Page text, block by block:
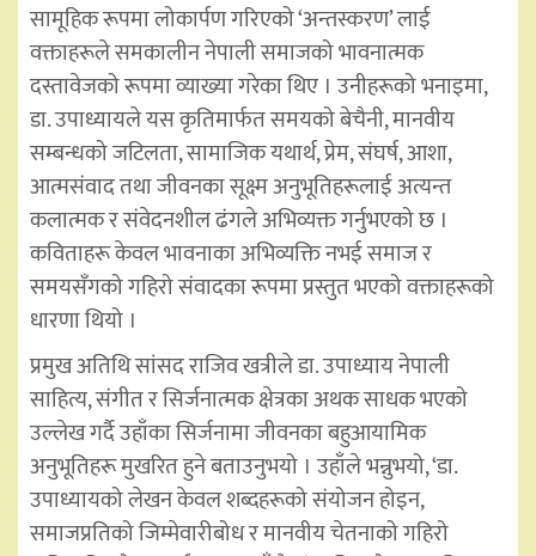
सामूहिक रूपमा लोकार्पण गरिएको ‘अन्तस्करण’ लाई
वक्ताहरूले समकालीन नेपाली समाजको भावनात्मक
दस्तावेजको रूपमा व्याख्या गरेका थिए । उनीहरूको भनाइमा,
डा. उपाध्यायले यस कृतिमार्फत समयको बेचैनी, मानवीय
सम्बन्धको जटिलता, सामाजिक यथार्थ, प्रेम, संघर्ष, आशा,
आत्मसंवाद तथा जीवनका सूक्ष्म अनुभूतिहरूलाई अत्यन्त
कलात्मक र संवेदनशील ढंगले अभिव्यक्त गर्नुभएको छ ।
कविताहरू केवल भावनाका अभिव्यक्ति नभई समाज र
समयसँगको गहिरो संवादका रूपमा प्रस्तुत भएको वक्ताहरूको
धारणा थियो ।
प्रमुख अतिथि सांसद राजिव खत्रीले डा. उपाध्याय नेपाली
साहित्य, संगीत र सिर्जनात्मक क्षेत्रका अथक साधक भएको
उल्लेख गर्दै उहाँका सिर्जनामा जीवनका बहुआयामिक
अनुभूतिहरू मुखरित हुने बताउनुभयो । उहाँले भन्नुभयो, ‘डा.
उपाध्यायको लेखन केवल शब्दहरूको संयोजन होइन,
समाजप्रतिको जिम्मेवारीबोध र मानवीय चेतनाको गहिरो